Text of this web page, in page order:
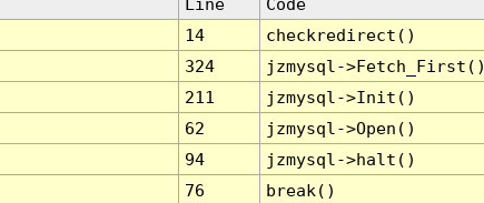
Line
Code
14
checkredirect()
324
jzmysql-
211
jzmysql->Init()
62
jzmysql->Open()
94
jzmysql->halt()
76 break()